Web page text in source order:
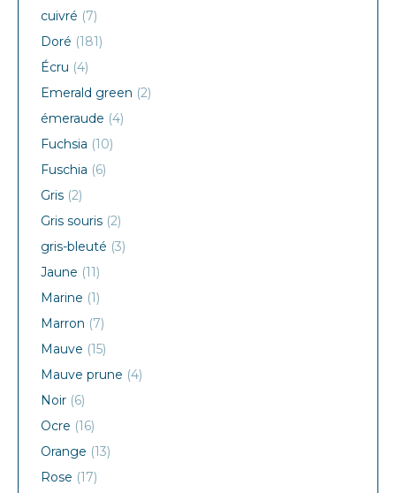
cuivré (7)
Doré (181)
Écru (4)
Emerald green (2)
émeraude (4)
Fuchsia (10)
Fuschia (6)
Gris (2)
Gris souris (2)
gris-bleuté (3)
Jaune (11)
Marine (1)
Marron (7)
Mauve (15)
Mauve prune (4)
Noir (6)
Ocre (16)
Orange (13)
Rose (17)